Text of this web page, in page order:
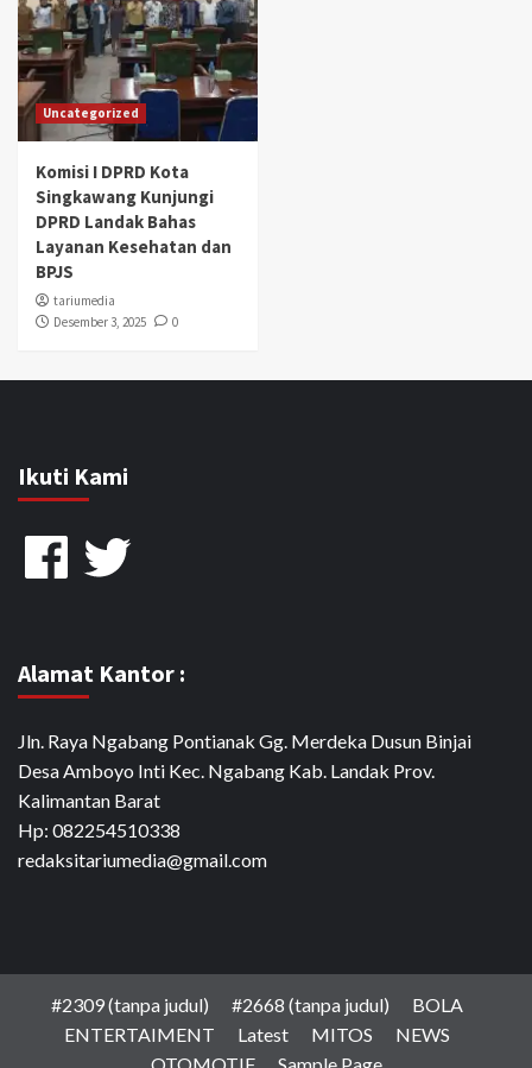
Uncategorized
Komisi I DPRD Kota
Singkawang Kunjungi
DPRD Landak Bahas
Layanan Kesehatan dan
BPJS
tariumedia
Desember 3, 2025
0
Ikuti Kami
FacebookTwitter
Alamat Kantor :
Jln. Raya Ngabang Pontianak Gg. Merdeka Dusun Binjai
Desa Amboyo Inti Kec. Ngabang Kab. Landak Prov.
Kalimantan Barat
Hp: 082254510338
redaksitariumedia@gmail.com
#2309 (tanpa judul) #2668 (tanpa judul)
BOLA
ENTERTAIMENT
Latest MITOS
NEWS
OTOMOTIF
Sample Page